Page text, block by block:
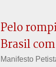
Pelo
Brasil
Manifesto